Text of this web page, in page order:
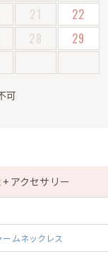
21
22
28
29
可
アクセサリー
ムネックレス